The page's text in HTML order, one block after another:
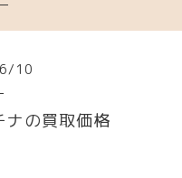
/ 10
ナの買取価格